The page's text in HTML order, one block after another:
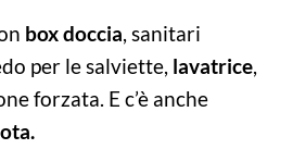
box doccia , sanitari
per le salviette, lavatrice
forzata. E c’è anche